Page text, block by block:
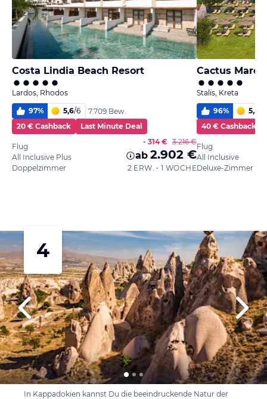
Costa Lindia Beach Resort
Lardos, Rhodos
97% 5,6/6
7.709 Bew.
20 € Cashback
Last Minute Deal
Flug
All Inclusive Plus
Doppelzimmer
- 314 € 3.216 €
ab 2.902 €
2 ERW. • 1 WOCHE
Cactus Mare
Stalis, Kreta
96% 5,5
40 € Cashback
Flug
All Inclusive
4
In Kappadokien kannst Du die beeindruckende Natur der